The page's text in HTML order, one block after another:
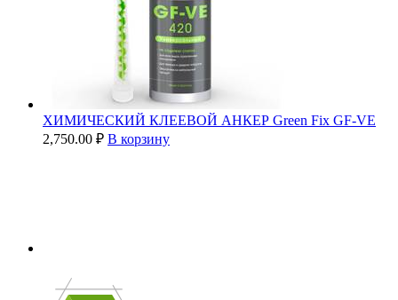
ХИМИЧЕСКИЙ КЛЕЕВОЙ АНКЕР Green Fix GF-VE
2,750.00 ₽ В корзину